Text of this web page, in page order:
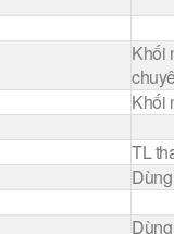
Khối
Khối
TL